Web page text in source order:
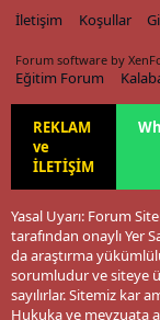
İletişim
Koşullar
Forum software by
Eğitim Forum
REKLAM
ve
İLETİŞİM
Yasal Uyarı: Forum
tarafından onaylı Yer
da araştırma
sorumludur ve siteye
sayılırlar. Sitemiz kar
Hukuka ve mevzuata